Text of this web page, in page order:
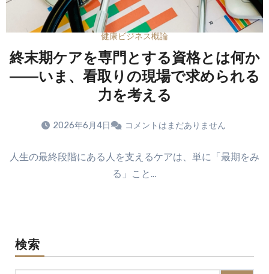
健康ビジネス概論
終末期ケアを専門とする資格とは何か
――いま、看取りの現場で求められる
力を考える
2026年6月4日 コメントはまだありません
人生の最終段階にある人を支えるケアは、単に「最期をみ
る」こと…
検索